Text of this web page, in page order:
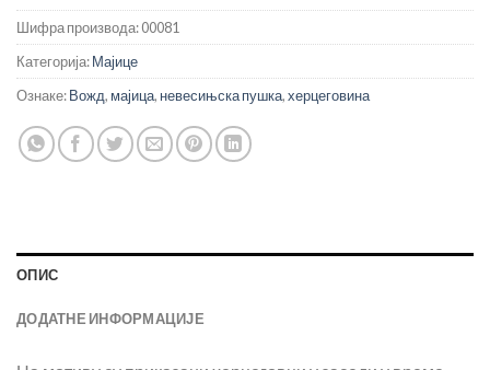
Шифра производа:00081
Категорија:Мајице
Ознаке:Вожд, мајица, невесињска пушка,херцеговина
ОПИС
ДОДАТНЕ ИНФОРМАЦИЈЕ